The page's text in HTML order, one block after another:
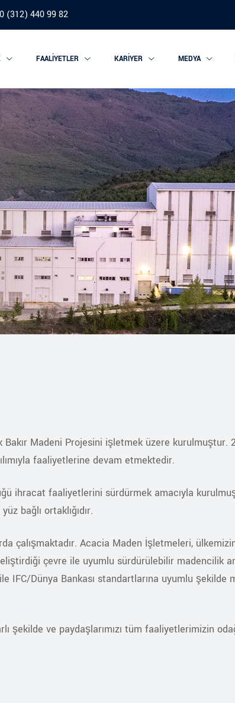
(312) 440 99 82
FAALIYETLER KARIYER MEDYA
Madeni Projesini işletmek üzere kurulmuştur.
faaliyetlerine devam etmektedir.
ihracat faaliyetlerini sürdürmek amacıyla
bağlı ortaklığıdır.
çalışmaktadır. Acacia Maden İşletmeleri,
çevre ile uyumlu sürdürülebilir madencilik
IFC/Dünya Bankası standartlarına uyumlu şekilde
şekilde ve paydaşlarımızı tüm faaliyetlerimizin